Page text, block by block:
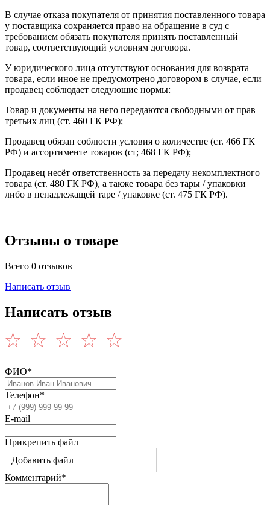
В случае отказа покупателя от принятия поставленного товара
у поставщика сохраняется право на обращение в суд с
требованием обязать покупателя принять поставленный
товар, соответствующий условиям договора.
У юридического лица отсутствуют основания для возврата
товара, если иное не предусмотрено договором в случае, если
продавец соблюдает следующие нормы:
Товар и документы на него передаются свободными от прав
третьих лиц (ст. 460 ГК РФ);
Продавец обязан соблюсти условия о количестве (ст. 466 ГК
РФ) и ассортименте товаров (ст; 468 ГК РФ);
Продавец несёт ответственность за передачу некомплектного
товара (ст. 480 ГК РФ), а также товара без тары / упаковки
либо в ненадлежащей таре / упаковке (ст. 475 ГК РФ).
Отзывы о товаре
Всего 0 отзывов
Написать отзыв
Написать отзыв
ФИО*
Телефон*
E-mail
Прикрепить файл
Добавить файл
Комментарий*